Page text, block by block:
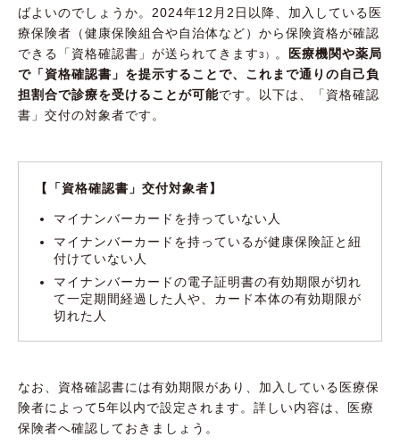
ばよいのでしょうか。2024年12月2日以降、加入している医
療保険者（健康保険組合や自治体など）から保険資格が確認
できる「資格確認書」が送られてきます3） 。
医療機関や薬局
で「資格確認書」を提示することで、これまで通りの自己負
担割合で診療を受けることが可能です。以下は、「資格確認
書」交付の対象者です。
【「資格確認書」交付対象者】
マイナンバーカードを持っていない人
マイナンバーカードを持っているが健康保険証と紐
付けていない人
マイナンバーカードの電子証明書の有効期限が切れ
て一定期間経過した人や、カード本体の有効期限が
切れた人
なお、資格確認書には有効期限があり、加入している医療保
険者によって5年以内で設定されます。詳しい内容は、医療
保険者へ確認しておきましょう。